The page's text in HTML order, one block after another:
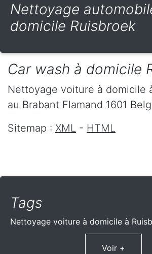
Nettoyage
domicile Ruisbroek
Car wash à domicile
Nettoyage voiture à domicile
au Brabant Flamand 1601
Sitemap : XML - HTML
Tags
Nettoyage voiture à domicile à
Voir +